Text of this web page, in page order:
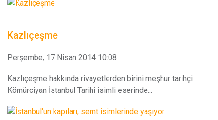
Kazlıçeşme
Perşembe, 17 Nisan 2014 10:08
Kazlıçeşme hakkında rivayetlerden birini meşhur tarihçi
Kömürciyan İstanbul Tarihi isimli eserinde...